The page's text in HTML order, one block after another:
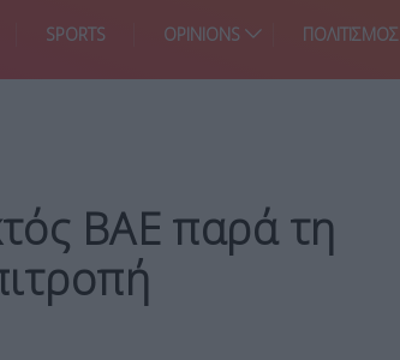
SPORTS OPINIONS ΠΟΛΙΤΙΣΜΟΣ
ΒΑΕ παρά τη